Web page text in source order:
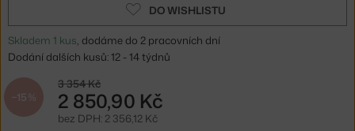
DO WISHLISTU
Skladem 1 kus, dodáme do 2 pracovních dní
Dodání dalších kusů: 12 - 14 týdnů
−15 %
3 354 Kč
2 850,90 Kč
bez DPH: 2 356,12 Kč